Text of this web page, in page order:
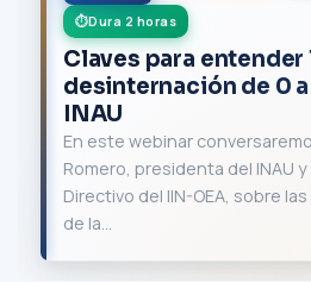
Dura 2 horas
Claves para
desinternación de 0
INAU
En este webinar
Romero, presidenta del INAU
Directivo del IIN-OEA, sobre
de la…